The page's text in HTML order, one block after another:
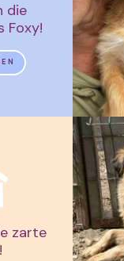
die
Foxy!
zarte